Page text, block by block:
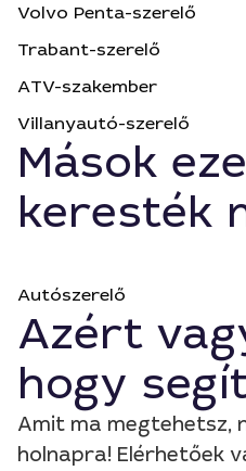
Volvo Penta-szerelő
Trabant-szerelő
ATV-szakember
Villanyautó-szerelő
Mások
keresték
Autószerelő
Azért
hogy
Amit ma megtehetsz,
holnapra! Elérhetőek